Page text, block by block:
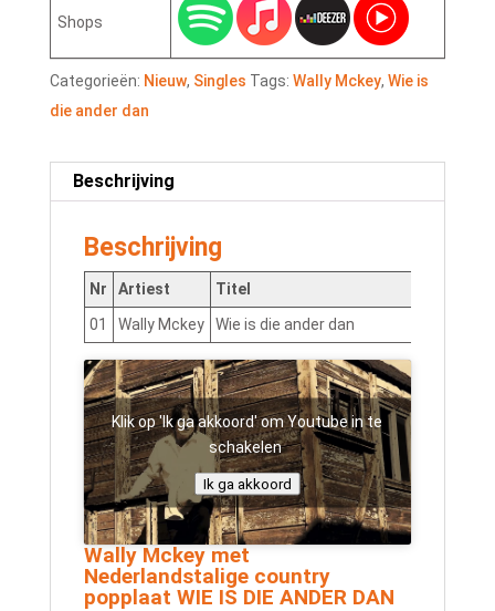
Shops
Categorieën: Nieuw, Singles Tags: Wally Mckey, Wie is
die ander dan
Beschrijving
Beschrijving
Nr Artiest Titel
01
Wally Mckey Wie is die ander dan
Klik op 'Ik ga akkoord' om Youtube in te
schakelen
Ik ga akkoord
Wally Mckey met
Nederlandstalige country
popplaat WIE IS DIE ANDER DAN